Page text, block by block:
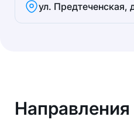
ул. Предтеченская,
Направления